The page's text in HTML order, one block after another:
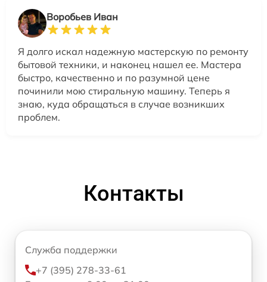
Воробьев Иван
Я долго искал надежную мастерскую по ремонту
бытовой техники, и наконец нашел ее. Мастера
быстро, качественно и по разумной цене
починили мою стиральную машину. Теперь я
знаю, куда обращаться в случае возникших
проблем.
Контакты
Служба поддержки
+7 (395) 278-33-61